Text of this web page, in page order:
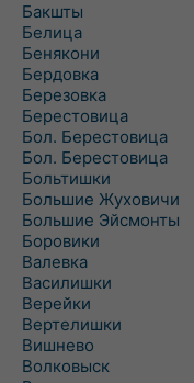
Бакшты
Белица
Бенякони
Бердовка
Березовка
Берестовица
Бол. Берестовица
Бол. Берестовица
Больтишки
Большие Жуховичи
Большие Эйсмонты
Боровики
Валевка
Василишки
Верейки
Вертелишки
Вишнево
Волковыск